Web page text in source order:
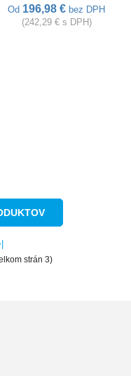
Od 196,98 € bez DPH
(242,29 € s DPH)
strán 3)